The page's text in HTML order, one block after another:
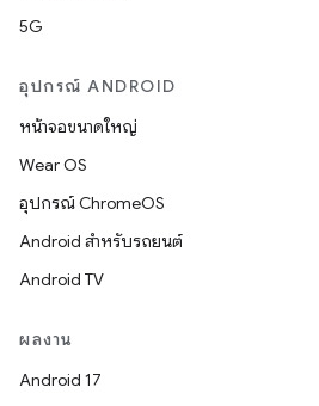
5G
อุปกรณ์ ANDROID
หน้าจอขนาดใหญ่
Wear OS
อุปกรณ์ ChromeOS
Android สำหรับรถยนต์
Android TV
ผลงาน
Android 17